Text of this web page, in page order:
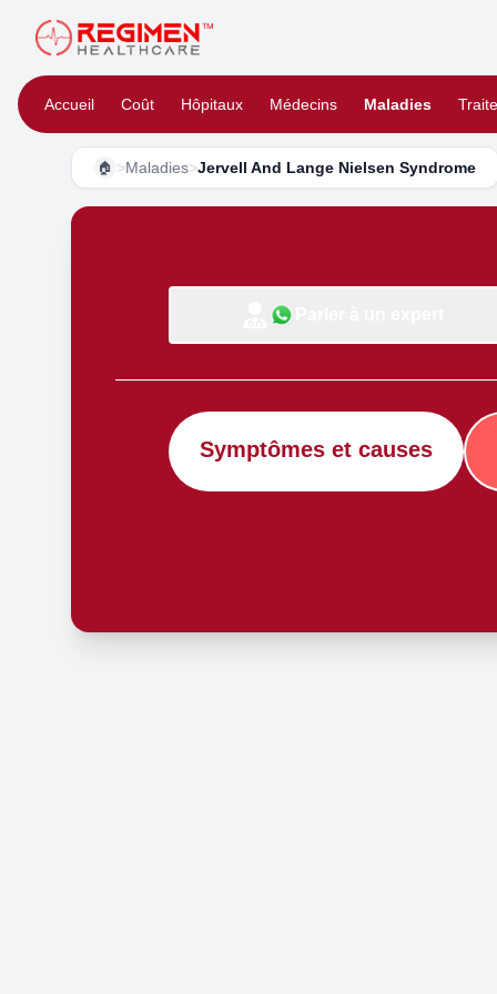
Accueil Coût Hôpitaux Médecins Maladies
🏠 >Maladies>Jervell And Lange Nielsen Syndrome
Symptômes et causes